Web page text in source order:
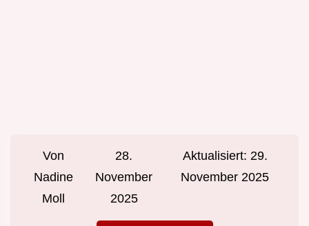
Von
Nadine
Moll
28.
November
2025
Aktualisiert: 29.
November 2025